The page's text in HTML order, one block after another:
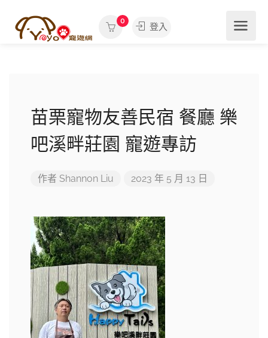
0
登入
苗栗寵物友善民宿 餐廳 樂
吧溪畔莊園 寵遊專訪
作者 Shannon Liu 2023 年 5 月 13 日